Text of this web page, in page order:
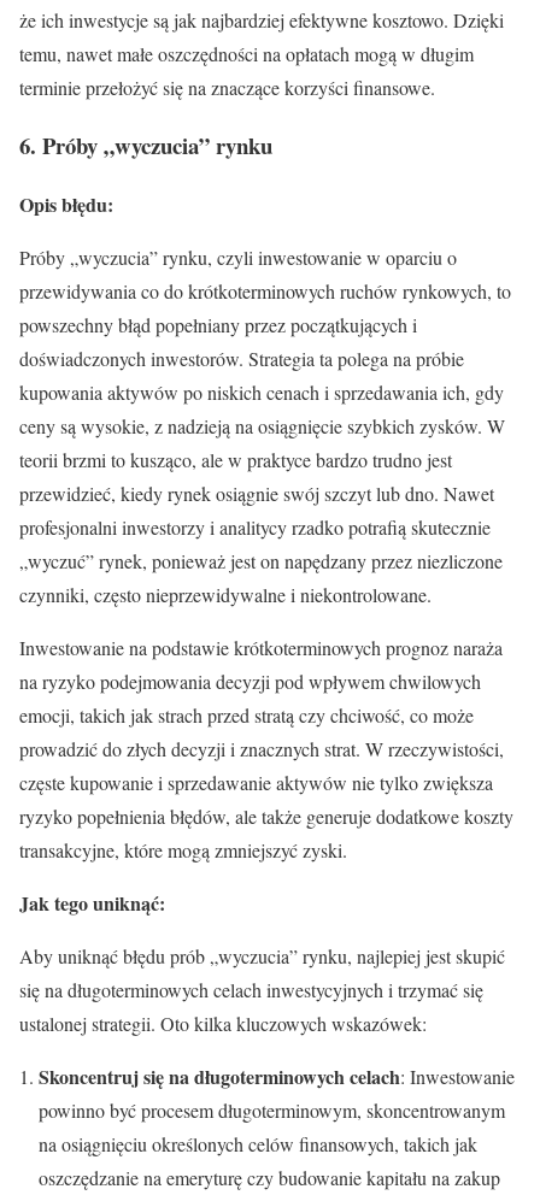
że ich inwestycje są jak najbardziej efektywne kosztowo. Dzięki
temu, nawet małe oszczędności na opłatach mogą w długim
terminie przełożyć się na znaczące korzyści finansowe.
6. Próby „wyczucia” rynku
Opis błędu:
Próby „wyczucia” rynku, czyli inwestowanie w oparciu o
przewidywania co do krótkoterminowych ruchów rynkowych, to
powszechny błąd popełniany przez początkujących i
doświadczonych inwestorów. Strategia ta polega na próbie
kupowania aktywów po niskich cenach i sprzedawania ich, gdy
ceny są wysokie, z nadzieją na osiągnięcie szybkich zysków. W
teorii brzmi to kusząco, ale w praktyce bardzo trudno jest
przewidzieć, kiedy rynek osiągnie swój szczyt lub dno. Nawet
profesjonalni inwestorzy i analitycy rzadko potrafią skutecznie
„wyczuć” rynek, ponieważ jest on napędzany przez niezliczone
czynniki, często nieprzewidywalne i niekontrolowane.
Inwestowanie na podstawie krótkoterminowych prognoz naraża
na ryzyko podejmowania decyzji pod wpływem chwilowych
emocji, takich jak strach przed stratą czy chciwość, co może
prowadzić do złych decyzji i znacznych strat. W rzeczywistości,
częste kupowanie i sprzedawanie aktywów nie tylko zwiększa
ryzyko popełnienia błędów, ale także generuje dodatkowe koszty
transakcyjne, które mogą zmniejszyć zyski.
Jak tego uniknąć:
Aby uniknąć błędu prób „wyczucia” rynku, najlepiej jest skupić
się na długoterminowych celach inwestycyjnych i trzymać się
ustalonej strategii. Oto kilka kluczowych wskazówek:
Skoncentruj się na długoterminowych celach: Inwestowanie
powinno być procesem długoterminowym, skoncentrowanym
na osiągnięciu określonych celów finansowych, takich jak
oszczędzanie na emeryturę czy budowanie kapitału na zakup